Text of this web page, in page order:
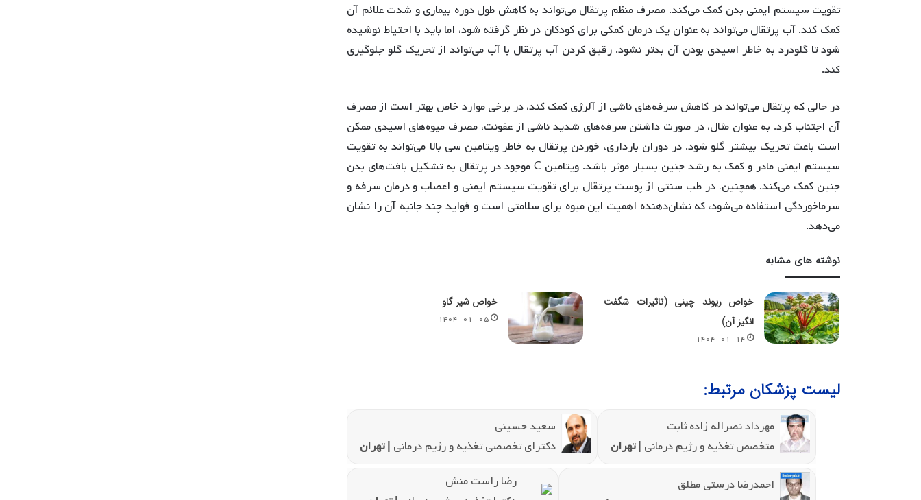
تقویت سیستم ایمنی بدن کمک می‌کند. مصرف منظم پرتقال می‌تواند به کاهش طول دوره بیماری و شدت علائم آن
کمک کند. آب پرتقال می‌تواند به عنوان یک درمان کمکی برای کودکان در نظر گرفته شود، اما باید با احتیاط نوشیده
شود تا گلودرد به خاطر اسیدی بودن آن بدتر نشود. رقیق کردن آب پرتقال با آب می‌تواند از تحریک گلو جلوگیری
کند.
در حالی که پرتقال می‌تواند در کاهش سرفه‌های ناشی از آلرژی کمک کند، در برخی موارد خاص بهتر است از مصرف
آن اجتناب کرد. به عنوان مثال، در صورت داشتن سرفه‌های شدید ناشی از عفونت، مصرف میوه‌های اسیدی ممکن
است باعث تحریک بیشتر گلو شود. در دوران بارداری، خوردن پرتقال به خاطر ویتامین سی بالا می‌تواند به تقویت
سیستم ایمنی مادر و کمک به رشد جنین بسیار موثر باشد. ویتامین C موجود در پرتقال به تشکیل بافت‌های بدن
جنین کمک می‌کند. همچنین، در طب سنتی از پوست پرتقال برای تقویت سیستم ایمنی و اعصاب و درمان سرفه و
سرماخوردگی استفاده می‌شود، که نشان‌دهنده اهمیت این میوه برای سلامتی است و فواید چند جانبه آن را نشان
می‌دهد.
نوشته های مشابه
خواص ریوند چینی (تاثیرات شگفت
انگیز آن)
۱۴۰۴-۰۱-۱۴
خواص شیر گاو
۱۴۰۴-۰۱-۰۵
لیست پزشکان مرتبط:
مهرداد نصراله زاده ثابت
متخصص تغذیه و رژیم درمانی | تهران
سعید حسینی
دکترای تخصصی تغذیه و رژیم درمانی | تهران
احمدرضا درستی مطلق
رضا راست منش